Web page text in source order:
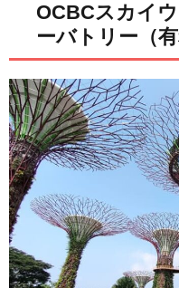
OCBCスカイ
ーバトリー（有